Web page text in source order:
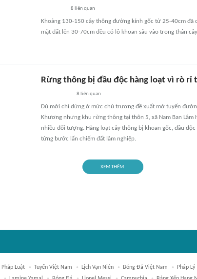
8 liên quan
Khoảng 130-150 cây thông đường kính gốc từ 25-40cm đã
mặt đất lên 30-70cm đều có lỗ khoan sâu vào trong thân
Rừng thông bị đầu độc hàng loạt vì rò
8 liên quan
Dù mới chỉ dừng ở mức chủ trương đề xuất mở tuyến
Khương nhưng khu rừng thông tại thôn 5, xã Nam Ban Lâm
nhiều đối tượng. Hàng loạt cây thông bị khoan gốc, đầu
từng bước lấn chiếm đất lâm nghiệp.
XEM THÊM
Pháp Luật Tuyển Việt Nam Lịch Vạn Niên Bóng Đá Việt Nam Pháp Lý